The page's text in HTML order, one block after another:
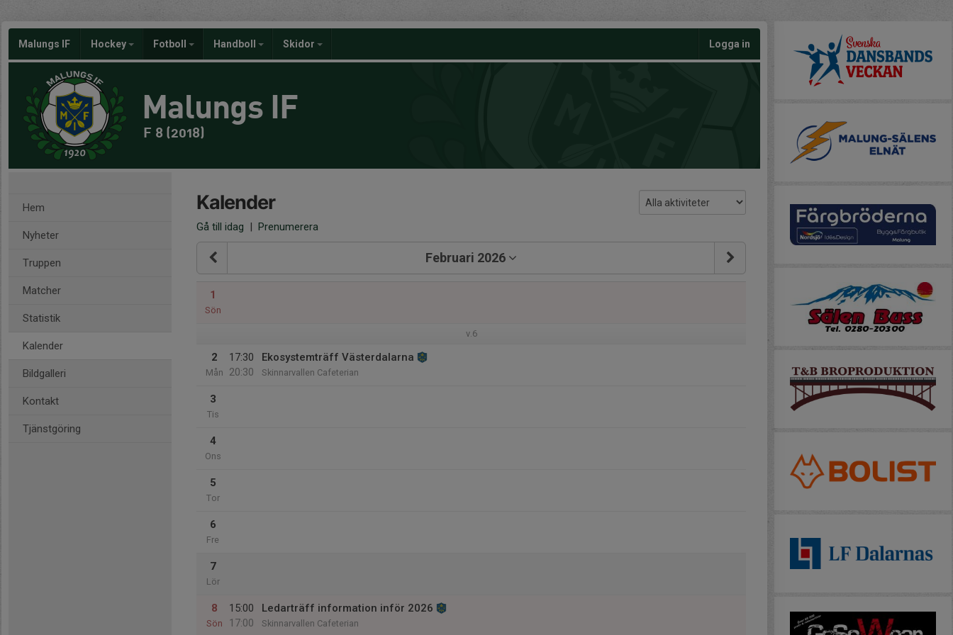
Malungs IF Hockey Fotboll Handboll Skidor Logga in
Malungs IF
F 8 (2018)
Hem
Nyheter
Truppen
Matcher
Statistik
Kalender
Bildgalleri
Kontakt
Tjänstgöring
Kalender
Gå till idag | Prenumerera
Februari 2026
1
Sön
v.6
2
Mån
17:30
20:30
Ekosystemträff Västerdalarna
Skinnarvallen Cafeterian
3
Tis
4
Ons
5
Tor
6
Fre
7
Lör
8
Sön
15:00
17:00
Ledarträff information inför 2026
Skinnarvallen Cafeterian